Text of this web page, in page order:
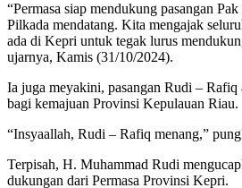
“Permasa siap mendukung pasangan
Pilkada mendatang. Kita mengajak
ada di Kepri untuk tegak lurus
ujarnya, Kamis (31/10/2024).
Ia juga meyakini, pasangan Rudi – Rafiq
bagi kemajuan Provinsi Kepulauan Riau.
“Insyaallah, Rudi – Rafiq menang,”
Terpisah, H. Muhammad Rudi
dukungan dari Permasa Provinsi Kepri.